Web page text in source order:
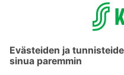
S-ryhmän palvelut
Asiakasomistajuus
Yhteishyvä Ruoka -sovellus